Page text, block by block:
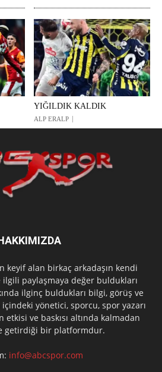
YIĞILDIK KALDIK
ALP ERALP
keyif alan birkaç arkadaşın kendi
ilgili paylaşmaya değer buldukları
ilginç buldukları bilgi, görüş ve
yönetici, sporcu, spor yazarı
ve baskısı altında kalmadan
getirdiği bir platformdur.
info@abcspor.com